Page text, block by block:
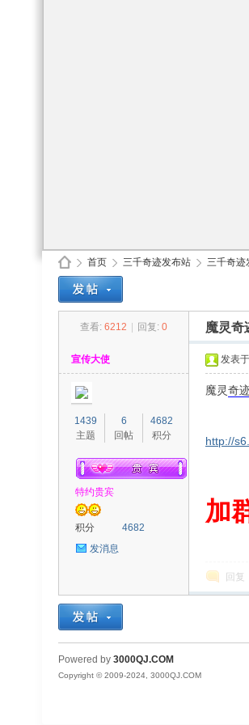
QJ
首页
›
三千奇迹发布站 三千奇迹
查看: 6212 回复: 0 魔灵奇
宣传大使
1439
主题
6
回帖
4682
积分
特约贵宾
积分
4682
发消息
发表
魔灵奇
http://
加
回复
Powered by 3000QJ.COM
Copyright © 2009-2024, 3000QJ.COM